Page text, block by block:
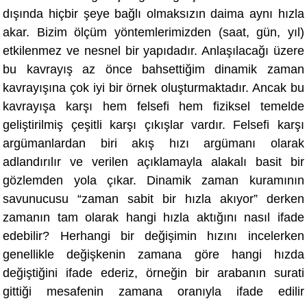
dışında hiçbir şeye bağlı olmaksızın daima aynı hızla
akar. Bizim ölçüm yöntemlerimizden (saat, gün, yıl)
etkilenmez ve nesnel bir yapıdadır. Anlaşılacağı üzere
bu kavrayış az önce bahsettiğim dinamik zaman
kavrayışına çok iyi bir örnek oluşturmaktadır. Ancak bu
kavrayışa karşı hem felsefi hem fiziksel temelde
geliştirilmiş çeşitli karşı çıkışlar vardır. Felsefi karşı
argümanlardan biri akış hızı argümanı olarak
adlandırılır ve verilen açıklamayla alakalı basit bir
gözlemden yola çıkar. Dinamik zaman kuramının
savunucusu “zaman sabit bir hızla akıyor” derken
zamanın tam olarak hangi hızla aktığını nasıl ifade
edebilir? Herhangi bir değişimin hızını incelerken
genellikle değişkenin zamana göre hangi hızda
değiştiğini ifade ederiz, örneğin bir arabanın surati
gittiği mesafenin zamana oranıyla ifade edilir